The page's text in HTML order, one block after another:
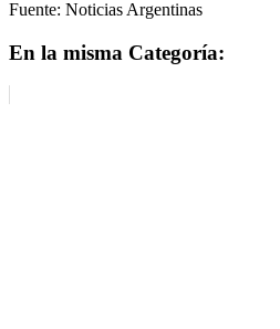
Fuente: Noticias Argentinas
En la misma Categoría: